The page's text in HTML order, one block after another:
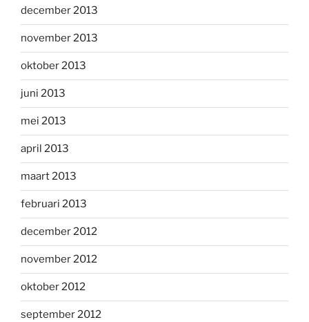
december 2013
november 2013
oktober 2013
juni 2013
mei 2013
april 2013
maart 2013
februari 2013
december 2012
november 2012
oktober 2012
september 2012